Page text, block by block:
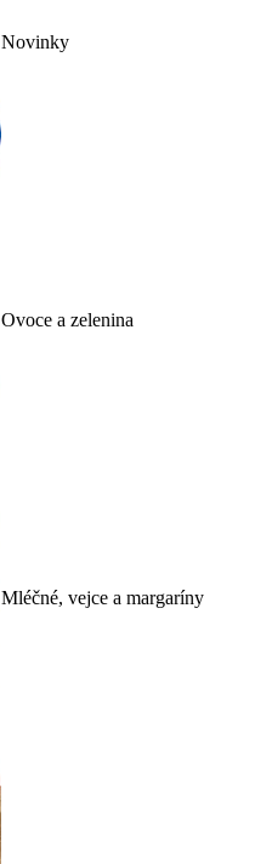
Novinky
Ovoce a zelenina
Mléčné, vejce a margaríny